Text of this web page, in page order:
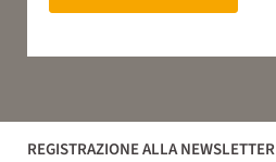
REGISTRAZIONE ALLA NEWSLETTER